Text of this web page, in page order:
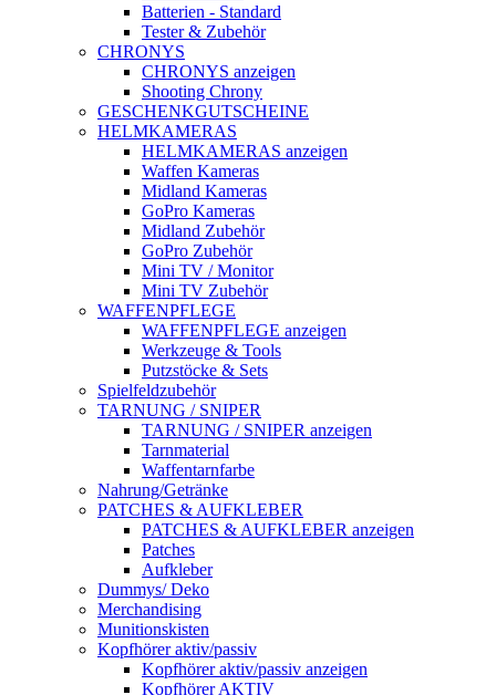
Batterien - Standard
Tester & Zubehör
CHRONYS
CHRONYS anzeigen
Shooting Chrony
GESCHENKGUTSCHEINE
HELMKAMERAS
HELMKAMERAS anzeigen
Waffen Kameras
Midland Kameras
GoPro Kameras
Midland Zubehör
GoPro Zubehör
Mini TV / Monitor
Mini TV Zubehör
WAFFENPFLEGE
WAFFENPFLEGE anzeigen
Werkzeuge & Tools
Putzstöcke & Sets
Spielfeldzubehör
TARNUNG / SNIPER
TARNUNG / SNIPER anzeigen
Tarnmaterial
Waffentarnfarbe
Nahrung/Getränke
PATCHES & AUFKLEBER
PATCHES & AUFKLEBER anzeigen
Patches
Aufkleber
Dummys/ Deko
Merchandising
Munitionskisten
Kopfhörer aktiv/passiv
Kopfhörer aktiv/passiv anzeigen
Kopfhörer AKTIV